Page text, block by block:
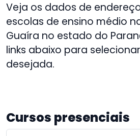
Veja os dados de
escolas de ensino médio
Guaíra no estado do
links abaixo para
desejada.
Cursos presenciais